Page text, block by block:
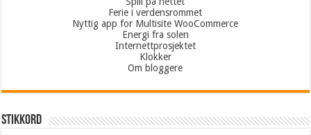
Ferie i verdensrommet
Nyttig app for Multisite WooCommerce
Energi fra solen
Internettprosjektet
Klokker
Om bloggere
Stikkord